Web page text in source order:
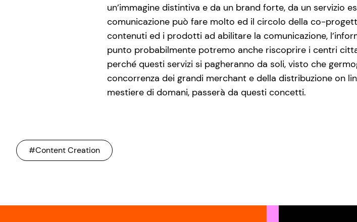
un’immagine distintiva e da un brand forte, da un servizio
comunicazione può fare molto ed il circolo della co-
contenuti ed i prodotti ad abilitare la comunicazione,
punto probabilmente potremo anche riscoprire i centri
perché questi servizi si pagheranno da soli, visto che
concorrenza dei grandi merchant e della distribuzione on
mestiere di domani, passerà da questi concetti.
#Content Creation